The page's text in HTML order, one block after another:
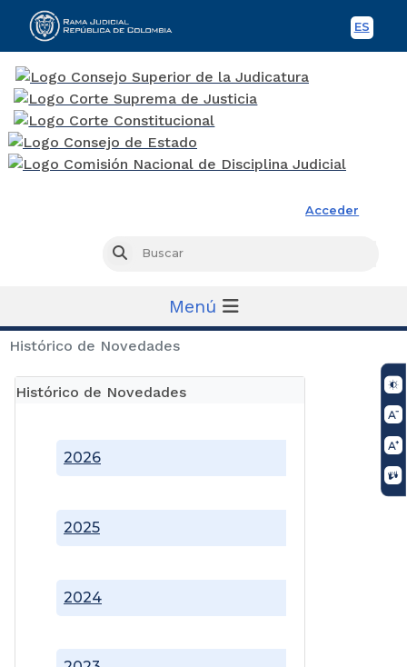
ES
Acceder
Buscar
Menú
Histórico de Novedades
Histórico de Novedades
2024
2025
2026